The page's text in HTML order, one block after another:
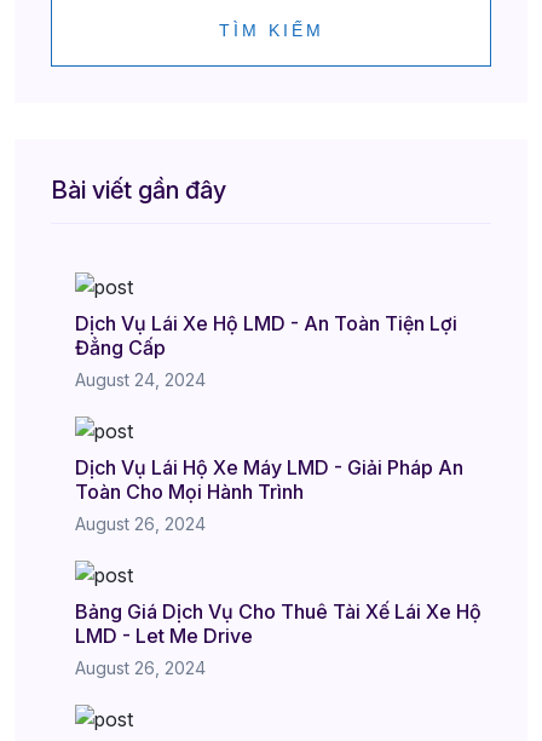
TÌM KIẾM
Bài viết gần đây
Dịch Vụ Lái Xe Hộ LMD - An Toàn Tiện Lợi
Đẳng Cấp
August 24, 2024
Dịch Vụ Lái Hộ Xe Máy LMD - Giải Pháp An
Toàn Cho Mọi Hành Trình
August 26, 2024
Bảng Giá Dịch Vụ Cho Thuê Tài Xế Lái Xe Hộ
LMD - Let Me Drive
August 26, 2024